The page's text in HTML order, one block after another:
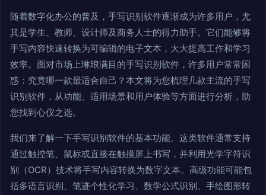
随着数字化办公的普及，手写识别软件逐渐成为许多用户，尤
其是学生、教师、设计师及商务人士的得力助手。它们能够将
手写内容快速转换为可编辑的电子文本，大大提高工作和学习
效率。面对市场上琳琅满目的手写识别软件，许多用户常常困
惑：究竟哪一款最适合自己？本文将为您梳理几款主流的手写
识别软件，从功能、适用场景和用户体验等方面进行分析，助
您找到心仪之选。
我们来了解一下手写识别软件的基本功能。这类软件通常支持
通过触控笔、鼠标或直接在触摸屏上书写，并利用光学字符识
别（OCR）技术将手写内容转换为数字文本。高级功能可能包
括多语言识别、笔迹个性化学习、数学公式识别、手绘图形转